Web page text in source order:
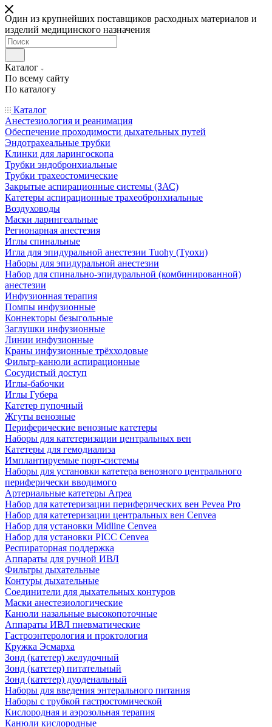
Один из крупнейших поставщиков расходных материалов и
изделий медицинского назначения
Каталог
По всему сайту
По каталогу
Каталог
Анестезиология и реанимация
Обеспечение проходимости дыхательных путей
Эндотрахеальные трубки
Клинки для ларингоскопа
Трубки эндобронхиальные
Трубки трахеостомические
Закрытые аспирационные системы (ЗАС)
Катетеры аспирационные трахеобронхиальные
Воздуховоды
Маски ларингеальные
Регионарная анестезия
Иглы спинальные
Игла для эпидуральной анестезии Tuohy (Туохи)
Наборы для эпидуральной анестезии
Набор для спинально-эпидуральной (комбинированной)
анестезии
Инфузионная терапия
Помпы инфузионные
Коннекторы безыгольные
Заглушки инфузионные
Линии инфузионные
Краны инфузионные трёхходовые
Фильтр-канюли аспирационные
Сосудистый доступ
Иглы-бабочки
Иглы Губера
Катетер пупочный
Жгуты венозные
Периферические венозные катетеры
Наборы для катетеризации центральных вен
Катетеры для гемодиализа
Имплантируемые порт‑системы
Наборы для установки катетера венозного центрального
периферически вводимого
Артериальные катетеры Arpea
Набор для катетеризации периферических вен Pevea Pro
Набор для катетеризации центральных вен Cenvea
Набор для установки Midline Cenvea
Набор для установки PICC Cenvea
Респираторная поддержка
Аппараты для ручной ИВЛ
Фильтры дыхательные
Контуры дыхательные
Соединители для дыхательных контуров
Маски анестезиологические
Канюли назальные высокопоточные
Аппараты ИВЛ пневматические
Гастроэнтерология и проктология
Кружка Эсмарха
Зонд (катетер) желудочный
Зонд (катетер) питательный
Зонд (катетер) дуоденальный
Наборы для введения энтерального питания
Наборы с трубкой гастростомической
Кислородная и аэрозольная терапия
Канюли кислородные